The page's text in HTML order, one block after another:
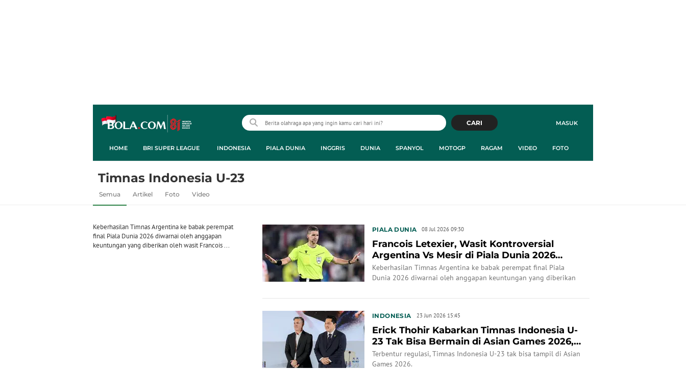
MASUK
CARI
HOME BRI SUPER LEAGUE INDONESIA PIALA DUNIA INGGRIS DUNIA SPANYOL MOTOGP RAGAM VIDEO FOTO
Timnas Indonesia U-23
Semua Artikel Foto Video
Keberhasilan Timnas Argentina ke babak perempat
final Piala Dunia 2026 diwarnai oleh anggapan
keuntungan yang diberikan oleh wasit Francois ...
PIALA DUNIA 08 Jul 2026 09:30
Francois Letexier, Wasit Kontroversial
Argentina Vs Mesir di Piala Dunia 2026
yang Pernah�...
Keberhasilan Timnas Argentina ke babak perempat final Piala
Dunia 2026 diwarnai oleh anggapan keuntungan yang diberikan
INDONESIA 23 Jun 2026 15:45
Erick Thohir Kabarkan Timnas Indonesia U-
23 Tak Bisa Bermain di Asian Games 2026,
Terbentu...
Terbentur regulasi, Timnas Indonesia U-23 tak bisa tampil di Asian
Games 2026.